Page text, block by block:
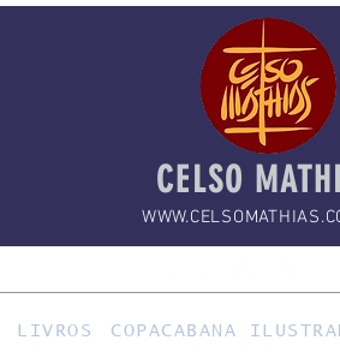
CELSO
LIVROS COPACABANA